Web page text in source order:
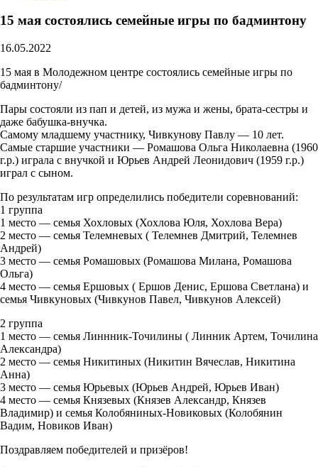
15 мая состоялись семейные игры по бадминтону
16.05.2022
15 мая в Молодежном центре состоялись семейные игры по
бадминтону/
Пары состояли из пап и детей, из мужа и жены, брата-сестры и
даже бабушка-внучка.
Самому младшему участнику, Чивкунову Павлу — 10 лет.
Самые старшие участники — Ромашова Ольга Николаевна (1960
г.р.) играла с внучкой и Юрьев Андрей Леонидович (1959 г.р.)
играл с сыном.
По результатам игр определились победители соревнований:
1 группа
1 место — семья Хохловых (Хохлова Юля, Хохлова Вера)
2 место — семья Телемневых ( Телемнев Дмитрий, Телемнев
Андрей)
3 место — семья Ромашовых (Ромашова Милана, Ромашова
Ольга)
4 место — семья Ершовых ( Ершов Денис, Ершова Светлана) и
семья Чивкуновых (Чивкунов Павел, Чивкунов Алексей)
2 группа
1 место — семья Линнник-Точилины ( Линник Артем, Точилина
Александра)
2 место — семья Никитиных (Никитин Вячеслав, Никитина
Анна)
3 место — семья Юрьевых (Юрьев Андрей, Юрьев Иван)
4 место — семья Князевых (Князев Александр, Князев
Владимир) и семья Колобяниных-Новиковых (Колобянин
Вадим, Новиков Иван)
Поздравляем победителей и призёров!